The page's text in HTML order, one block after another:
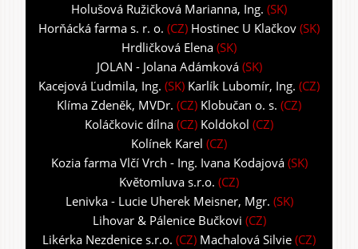
Holušová Ružičková Marianna, Ing. (SK)
Horňácká farma s. r. o. (CZ) Hostinec U Klačkov (SK)
Hrdličková Elena (SK)
JOLAN - Jolana Adámková(SK)
Kacejová Ľudmila, Ing. (SK) Karlík Lubomír, Ing. (CZ)
Klíma Zdeněk, MVDr. (CZ) Klobučan o. s. (CZ)
Koláčkovic dílna (CZ) Koldokol (CZ)
Kolínek Karel (CZ)
Kozia farma Vlčí Vrch - Ing. Ivana Kodajová(SK)
Květomluva s.r.o. (CZ)
Lenivka - Lucie Uherek Meisner, Mgr. (SK)
Lihovar & Pálenice Bučkovi (CZ)
Likérka Nezdenice s.r.o. (CZ) Machalová Silvie (CZ)